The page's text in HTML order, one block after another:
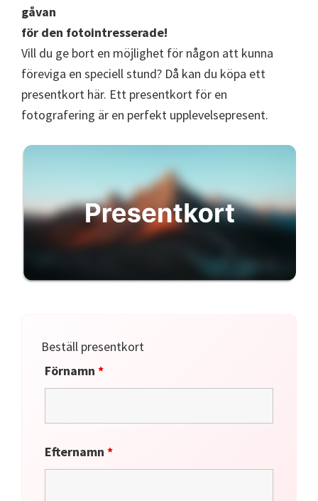
gåvan
för den fotointresserade!
Vill du ge bort en möjlighet för någon att kunna
föreviga en speciell stund? Då kan du köpa ett
presentkort här. Ett presentkort för en
fotografering är en perfekt upplevelsepresent.
Beställ presentkort
Förnamn*
Efternamn*